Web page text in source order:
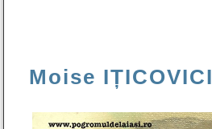
Moise IȚICOVICI